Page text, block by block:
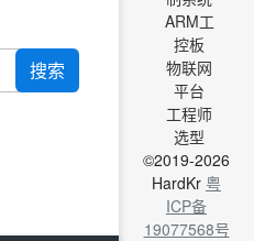
搜索
ARM工
控板
物联网
平台
工程师
选型
©2019-2026
HardKr 粤
ICP备
19077568号